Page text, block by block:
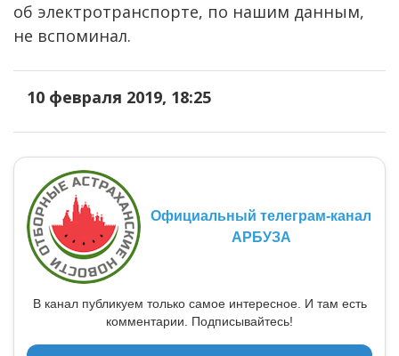
об электротранспорте, по нашим данным,
не вспоминал.
10 февраля 2019, 18:25
Официальный телеграм-канал
АРБУЗА
В канал публикуем только самое интересное. И там есть
комментарии. Подписывайтесь!